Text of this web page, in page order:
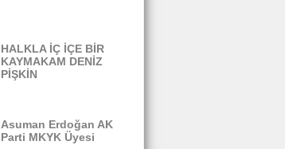
HALKLA İÇ İÇE BİR
KAYMAKAM DENİZ
PİŞKİN
Asuman Erdoğan AK
Parti MKYK Üyesi